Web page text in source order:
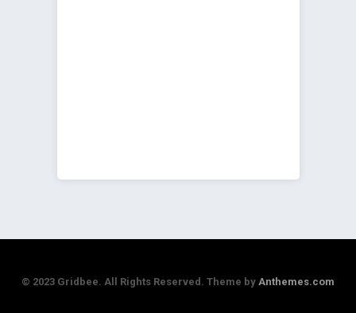
© 2023 Gridbee. All Rights Reserved. Theme by Anthemes.com